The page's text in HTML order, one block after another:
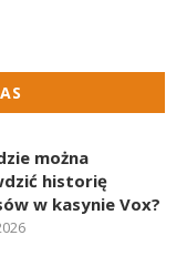
można
historię
w kasynie Vox?